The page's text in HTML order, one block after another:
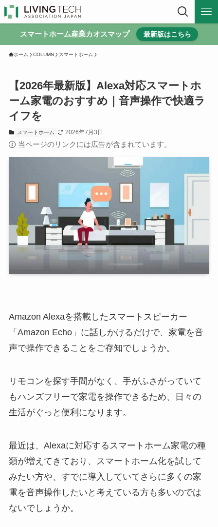
スマートホーム産業カオスマップ 最新版はこちら
ホーム COLUMN スマートホーム
【2026年最新版】Alexa対応スマートホ
ーム家電のおすすめ｜音声操作で快適ラ
イフを
スマートホーム 2026年7月3日
当ページのリンクには広告が含まれています。
Amazon Alexaを搭載したスマートスピーカー
「Amazon Echo」に話しかけるだけで、家電を音
声で操作できることをご存知でしょうか。
リモコンを探す手間がなく、手がふさがっていて
もハンズフリーで家電を操作できるため、日々の
生活がぐっと便利になります。
最近は、Alexaに対応するスマートホーム家電の種
類が増えてきており、スマートホーム化を試して
みたい方や、すでに導入していてさらに多くの家
電を音声操作したいと考えている方も多いのでは
ないでしょうか。